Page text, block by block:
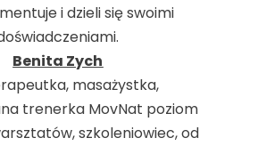
i dzieli się swoimi
Benita Zych
masażystka,
trenerka MovNat poziom
szkoleniowiec, od